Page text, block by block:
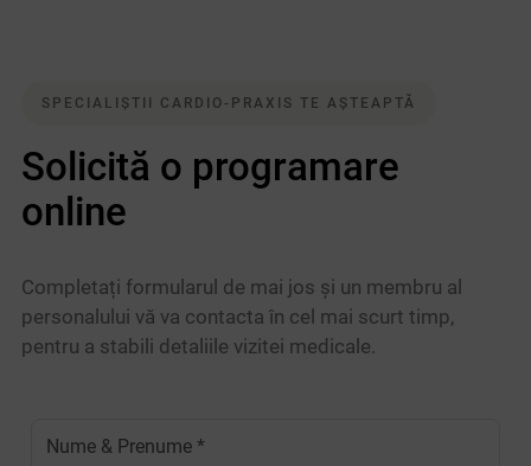
SPECIALIȘTII CARDIO-PRAXIS TE AȘTEAPTĂ
Solicită o programare
online
Completați formularul de mai jos și un membru al
personalului vă va contacta în cel mai scurt timp,
pentru a stabili detaliile vizitei medicale.